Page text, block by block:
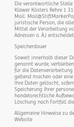
Die verantwortliche
Kläwer Kösters Rehre 1
Mail:
juristische Person, die
Mittel der Verarbeitung
Adressen o. Ä.)
Speicherdauer
Soweit innerhalb dieser
genannt wurde,
für die Datenverarbeitung
geltend machen oder
Ihre Daten gelöscht,
Speicherung Ihrer
handelsrechtliche
Löschung nach Fortfall
Allgemeine Hinweise zu
Website